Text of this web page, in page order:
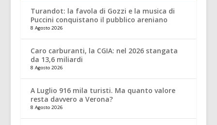
Turandot: la favola di Gozzi e la musica di
Puccini conquistano il pubblico areniano
8 Agosto 2026
Caro carburanti, la CGIA: nel 2026 stangata
da 13,6 miliardi
8 Agosto 2026
A Luglio 916 mila turisti. Ma quanto valore
resta davvero a Verona?
8 Agosto 2026